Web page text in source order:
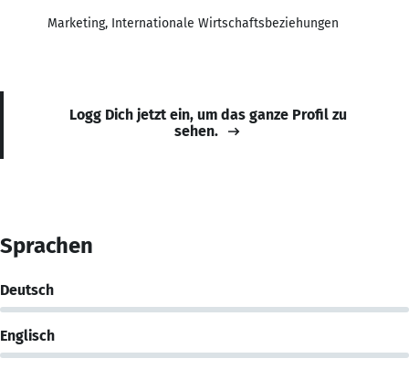
Marketing, Internationale Wirtschaftsbeziehungen
Logg Dich jetzt ein, um das ganze Profil zu
sehen.
Sprachen
Deutsch
Englisch